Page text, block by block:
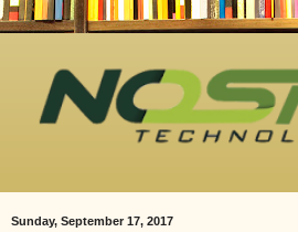
Sunday, September 17, 2017